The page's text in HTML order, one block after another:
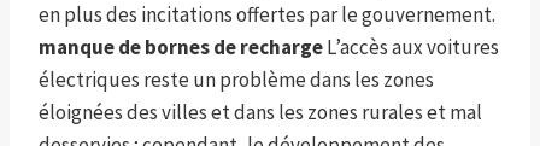
en plus des incitations offertes par le gouvernement.
manque de bornes de rechargeL’accès aux voitures
électriques reste un problème dans les zones
éloignées des villes et dans les zones rurales et mal